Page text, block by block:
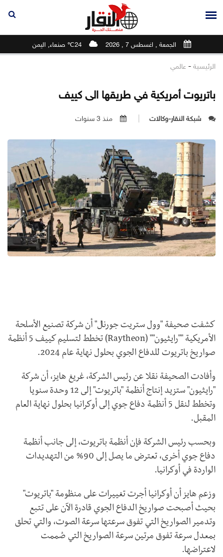
الجمعة , اغسطس 7 , 2026 24℃ صنعاء, اليمن
الرئيسية - عالمي
باتريوت أمريكية في طريقها الى كييف
شبكة النقار-وكالات منذ 3 سنوات
كشفت صحيفة "وول ستريت جورنال" أن شركة تصنيع الأسلحة
الأمريكية ""رايثيون"" (Raytheon
) تخطط لتسليم كييف 5 أنظمة
صواريخ باتريوت للدفاع الجوي بحلول نهاية عام 2024.
وأفادت الصحيفة نقلا عن رئيس الشركة، غريغ هايز، أن شركة
"رايثيون" ستزيد إنتاج أنظمة "باتريوت" إلى 12 وحدة سنويا
وتخطط لنقل 5 أنظمة دفاع جوي إلى أوكرانيا بحلول نهاية العام
المقبل.
وبحسب رئيس الشركة فإن أنظمة باتريوت، إلى جانب أنظمة
دفاع جوي أخرى، تعترض ما يصل إلى 90% من التهديدات
الواردة في أوكرانيا.
وزعم هايز أن أوكرانيا أجرت تغييرات على منظومة "باتريوت"
بحيث أصبحت صواريخ الدفاع الجوي قادرة الآن على تتبع
وتدمير الصواريخ التي تفوق سرعتها سرعة الصوت، والتي تحلق
بمعدل سرعة تفوق مرتين سرعة الصواريخ التي صُممت
لاعتراضها.